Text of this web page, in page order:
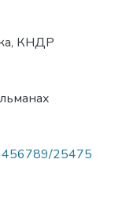
, КНДР
25475